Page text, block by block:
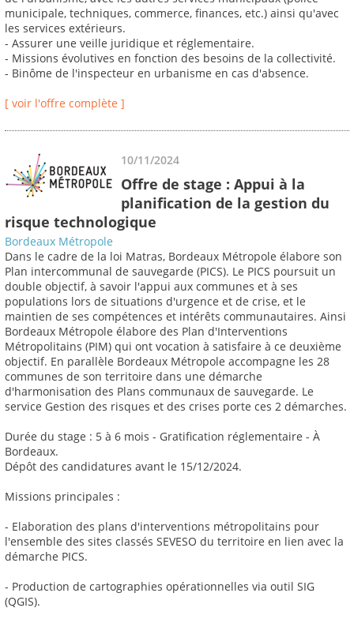
municipale, techniques, commerce, finances, etc.) ainsi qu'avec
les services extérieurs.
- Assurer une veille juridique et réglementaire.
- Missions évolutives en fonction des besoins de la collectivité.
- Binôme de l'inspecteur en urbanisme en cas d'absence.
[ voir l'offre complète ]
10/11/2024
Offre de stage : Appui à la
planification de la gestion du
risque technologique
Bordeaux Métropole
Dans le cadre de la loi Matras, Bordeaux Métropole élabore son
Plan intercommunal de sauvegarde (PICS). Le PICS poursuit un
double objectif, à savoir l'appui aux communes et à ses
populations lors de situations d'urgence et de crise, et le
maintien de ses compétences et intérêts communautaires. Ainsi
Bordeaux Métropole élabore des Plan d'Interventions
Métropolitains (PIM) qui ont vocation à satisfaire à ce deuxième
objectif. En parallèle Bordeaux Métropole accompagne les 28
communes de son territoire dans une démarche
d'harmonisation des Plans communaux de sauvegarde. Le
service Gestion des risques et des crises porte ces 2 démarches.
Durée du stage : 5 à 6 mois - Gratification réglementaire - À
Bordeaux.
Dépôt des candidatures avant le 15/12/2024.
Missions principales :
- Elaboration des plans d'interventions métropolitains pour
l'ensemble des sites classés SEVESO du territoire en lien avec la
démarche PICS.
- Production de cartographies opérationnelles via outil SIG
(QGIS).